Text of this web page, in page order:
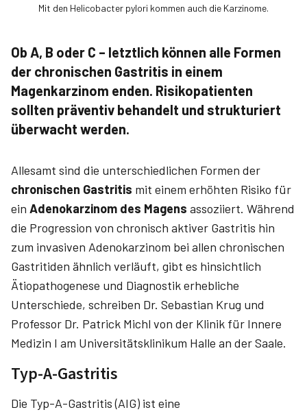
Mit den Helicobacter pylori kommen auch die Karzinome.
Ob A, B oder C – letztlich können alle Formen
der chronischen Gastritis in einem
Magenkarzinom enden. Risikopatienten
sollten präventiv behandelt und strukturiert
überwacht werden.
Allesamt sind die unterschiedlichen Formen der
chronischen Gastritis mit einem erhöhten Risiko für
ein Adenokarzinom des Magens assoziiert. Während
die Progression von chronisch aktiver Gastritis hin
zum invasiven Adenokarzinom bei allen chronischen
Gastritiden ähnlich verläuft, gibt es hinsichtlich
Ätiopathogenese und Diagnostik erhebliche
Unterschiede, schreiben Dr. Sebastian­ Krug­ und
Professor Dr. Patrick­ Michl­ von der Klinik für Innere
Medizin I am Universitätsklinikum Halle an der Saale.
Typ-A-Gastritis
Die Typ-A-Gastritis (AIG) ist eine